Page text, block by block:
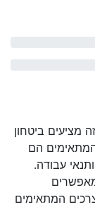
מציעים ביטחון
הם
עבודה.
המתאימים